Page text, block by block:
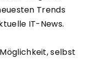
Trends
IT-News.
selbst